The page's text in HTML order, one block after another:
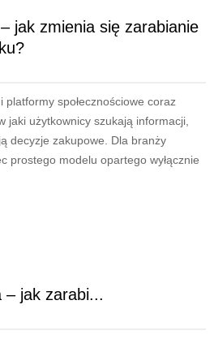
jak zmienia się zarabianie
platformy społecznościowe coraz
jaki użytkownicy szukają informacji,
decyzje zakupowe. Dla branży
prostego modelu opartego wyłącznie
– jak zarabi...